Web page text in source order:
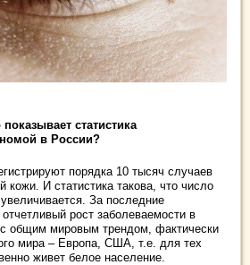
статистика
в России?
порядка 10 тысяч случаев
кожи. И статистика такова, что число
За последние
рост заболеваемости в
с общим мировым трендом, фактически
мира – Европа, США, т.е. для тех
живет белое население.